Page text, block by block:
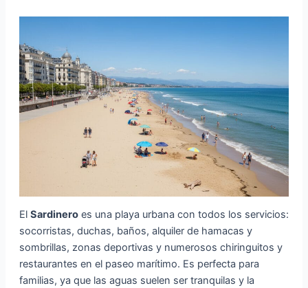
El Sardineroes una playa urbana con todos los servicios:
socorristas, duchas, baños, alquiler de hamacas y
sombrillas, zonas deportivas y numerosos chiringuitos y
restaurantes en el paseo marítimo. Es perfecta para
familias, ya que las aguas suelen ser tranquilas y la